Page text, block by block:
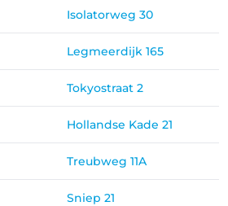
Isolatorweg 30
Legmeerdijk 165
Tokyostraat 2
Hollandse Kade 21
Treubweg 11A
Sniep 21